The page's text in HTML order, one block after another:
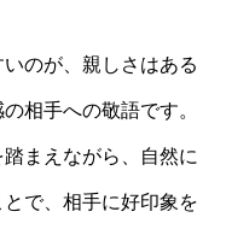
のが、親しさはある
相手への敬語です。
まえながら、自然に
で、相手に好印象を